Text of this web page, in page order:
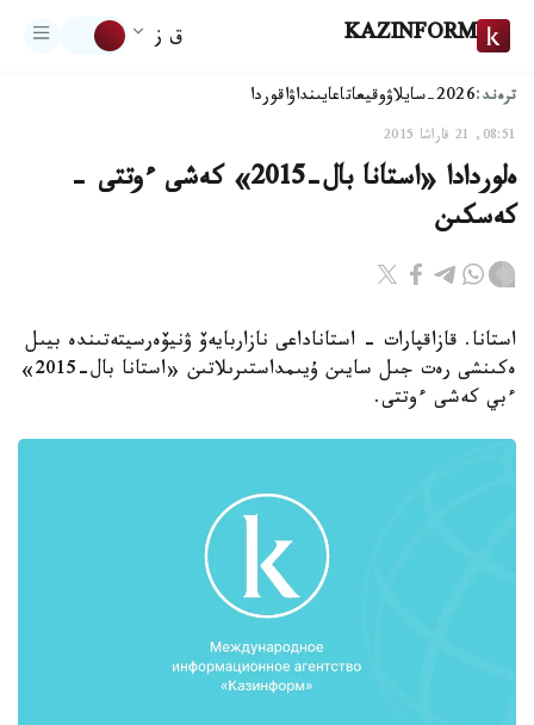
KAZINFORM ق ز
ترەند:2026-سايلاۋ وقيعاتاعايىنداۋاقوردا
08:51, 21 قاراشا 2015
ەلوردادا «استانا بال-2015» كەشى ءوتتى -
كەسكىن
استانا. قازاقپارات - استاناداعى نازاربايەۆ ۋنيۆەرسيتەتىندە بيىل
ەكىنشى رەت جىل سايىن ۇيىمداستىرىلاتىن «استانا بال-2015»
ءبي كەشى ءوتتى.